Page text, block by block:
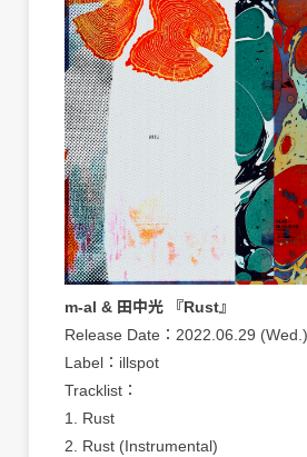
m-al & 田中光 『Rust』
Release Date：2022.06.29 (Wed.)
Label：illspot
Tracklist：
1. Rust
2. Rust (Instrumental)